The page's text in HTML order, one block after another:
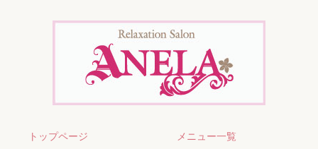
トップページ メニュー一覧